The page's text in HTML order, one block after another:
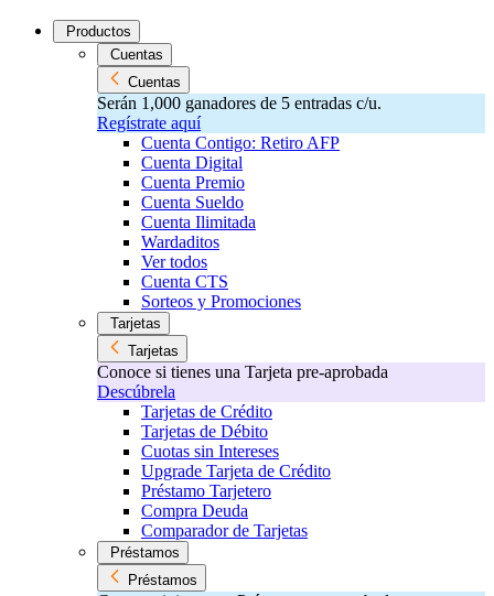
Productos
Cuentas
Cuentas
Serán 1,000 ganadores de 5 entradas c/u.
Regístrate aquí
Cuenta Contigo: Retiro AFP
Cuenta Digital
Cuenta Premio
Cuenta Sueldo
Cuenta Ilimitada
Wardaditos
Ver todos
Cuenta CTS
Sorteos y Promociones
Tarjetas
Tarjetas
Conoce si tienes una Tarjeta pre-aprobada
Descúbrela
Tarjetas de Crédito
Tarjetas de Débito
Cuotas sin Intereses
Upgrade Tarjeta de Crédito
Préstamo Tarjetero
Compra Deuda
Comparador de Tarjetas
Préstamos
Préstamos